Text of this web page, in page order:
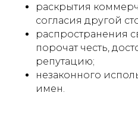
раскрытия
согласия другой
распространения
порочат честь,
репутацию;
незаконного
имен.